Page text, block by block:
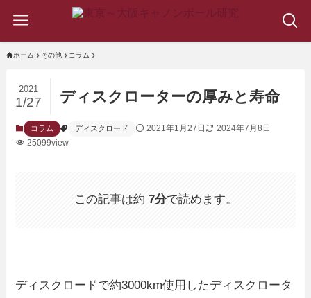
ホーム その他 コラム
ディスクローターの厚みと寿命
2021
1/27
コラム ディスクロード 2021年1月27日
2024年7月8日
25099view
この記事は約 7分で読めます。
ディスクロードで約3000km使用したディスクロータ